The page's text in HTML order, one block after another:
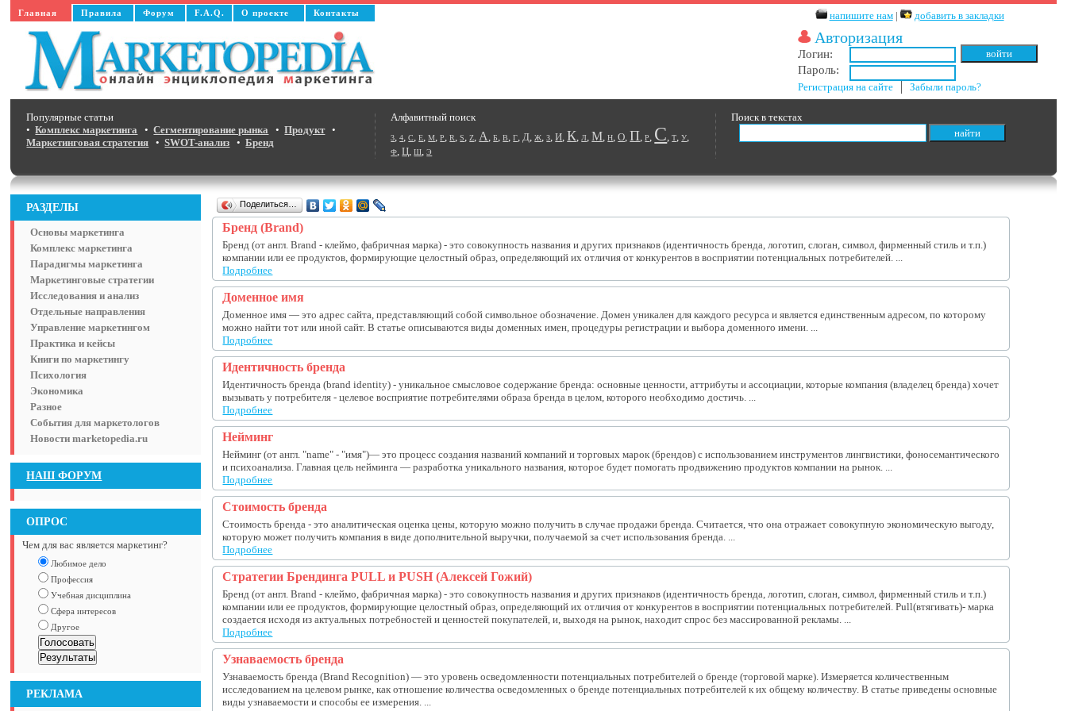
Главная Правила Форум F.A.Q. О проекте Контакты напишите нам| добавить в закладки
Авторизация
Логин:
Пароль:
Регистрация на сайте │Забыли пароль?
Поиск в текстах
Алфавитный поиск
3,4,C,E,M,P,R,S,Z,А,Б,В,Г,Д,Ж,З,И,К,Л,М,Н,О,П,Р, С,Т,У,
Ф,Ц,Ш,Э
Популярные статьи
•Комплекс маркетинга •Сегментирование рынка •Продукт•
Маркетинговая стратегия •SWOT-анализ •Бренд
РАЗДЕЛЫ
Основы маркетинга
Комплекс маркетинга
Парадигмы маркетинга
Маркетинговые стратегии
Исследования и анализ
Отдельные направления
Управление маркетингом
Практика и кейсы
Книги по маркетингу
Психология
Экономика
Разное
События для маркетологов
Новости marketopedia.ru
НАШ ФОРУМ
ОПРОС
Чем для вас является маркетинг?
Любимое дело
Профессия
Учебная дисциплина
Сфера интересов
Другое
РЕКЛАМА
Поделиться…
Бренд (Brand)
Бренд (от англ. Brand - клеймо, фабричная марка) - это совокупность названия и других признаков (идентичность бренда, логотип, слоган, символ, фирменный стиль и т.п.)
компании или ее продуктов, формирующие целостный образ, определяющий их отличия от конкурентов в восприятии потенциальных потребителей. ...
Подробнее
Доменное имя
Доменное имя — это адрес сайта, представляющий собой символьное обозначение. Домен уникален для каждого ресурса и является единственным адресом, по которому
можно найти тот или иной сайт. В статье описываются виды доменных имен, процедуры регистрации и выбора доменного имени. ...
Подробнее
Идентичность бренда
Идентичность бренда (brand identity) - уникальное смысловое содержание бренда: основные ценности, аттрибуты и ассоциации, которые компания (владелец бренда) хочет
вызывать у потребителя - целевое восприятие потребителями образа бренда в целом, которого необходимо достичь. ...
Подробнее
Нейминг
Нейминг (от англ. "name" - "имя")— это процесс создания названий компаний и торговых марок (брендов) с использованием инструментов лингвистики, фоносемантического
и психоанализа. Главная цель нейминга — разработка уникального названия, которое будет помогать продвижению продуктов компании на рынок. ...
Подробнее
Стоимость бренда
Стоимость бренда - это аналитическая оценка цены, которую можно получить в случае продажи бренда. Считается, что она отражает совокупную экономическую выгоду,
которую может получить компания в виде дополнительной выручки, получаемой за счет использования бренда. ...
Подробнее
Стратегии Брендинга PULL и PUSH (Алексей Гожий)
Бренд (от англ. Brand - клеймо, фабричная марка) - это совокупность названия и других признаков (идентичность бренда, логотип, слоган, символ, фирменный стиль и т.п.)
компании или ее продуктов, формирующие целостный образ, определяющий их отличия от конкурентов в восприятии потенциальных потребителей. Pull(втягивать)- марка
создается исходя из актуальных потребностей и ценностей покупателей, и, выходя на рынок, находит спрос без массированной рекламы. ...
Подробнее
Узнаваемость бренда
Узнаваемость бренда (Brand Recognition) — это уровень осведомленности потенциальных потребителей о бренде (торговой марке). Измеряется количественным
исследованием на целевом рынке, как отношение количества осведомленных о бренде потенциальных потребителей к их общему количеству. В статье приведены основные
виды узнаваемости и способы ее измерения. ...